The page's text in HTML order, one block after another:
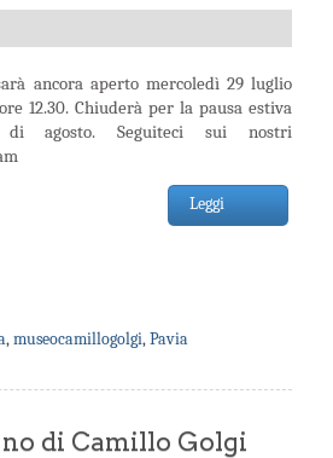
ancora aperto mercoledì 29 luglio
12.30. Chiuderà per la pausa estiva
agosto. Seguiteci sui nostri
Leggi
,museocamillogolgi,Pavia
di Camillo Golgi